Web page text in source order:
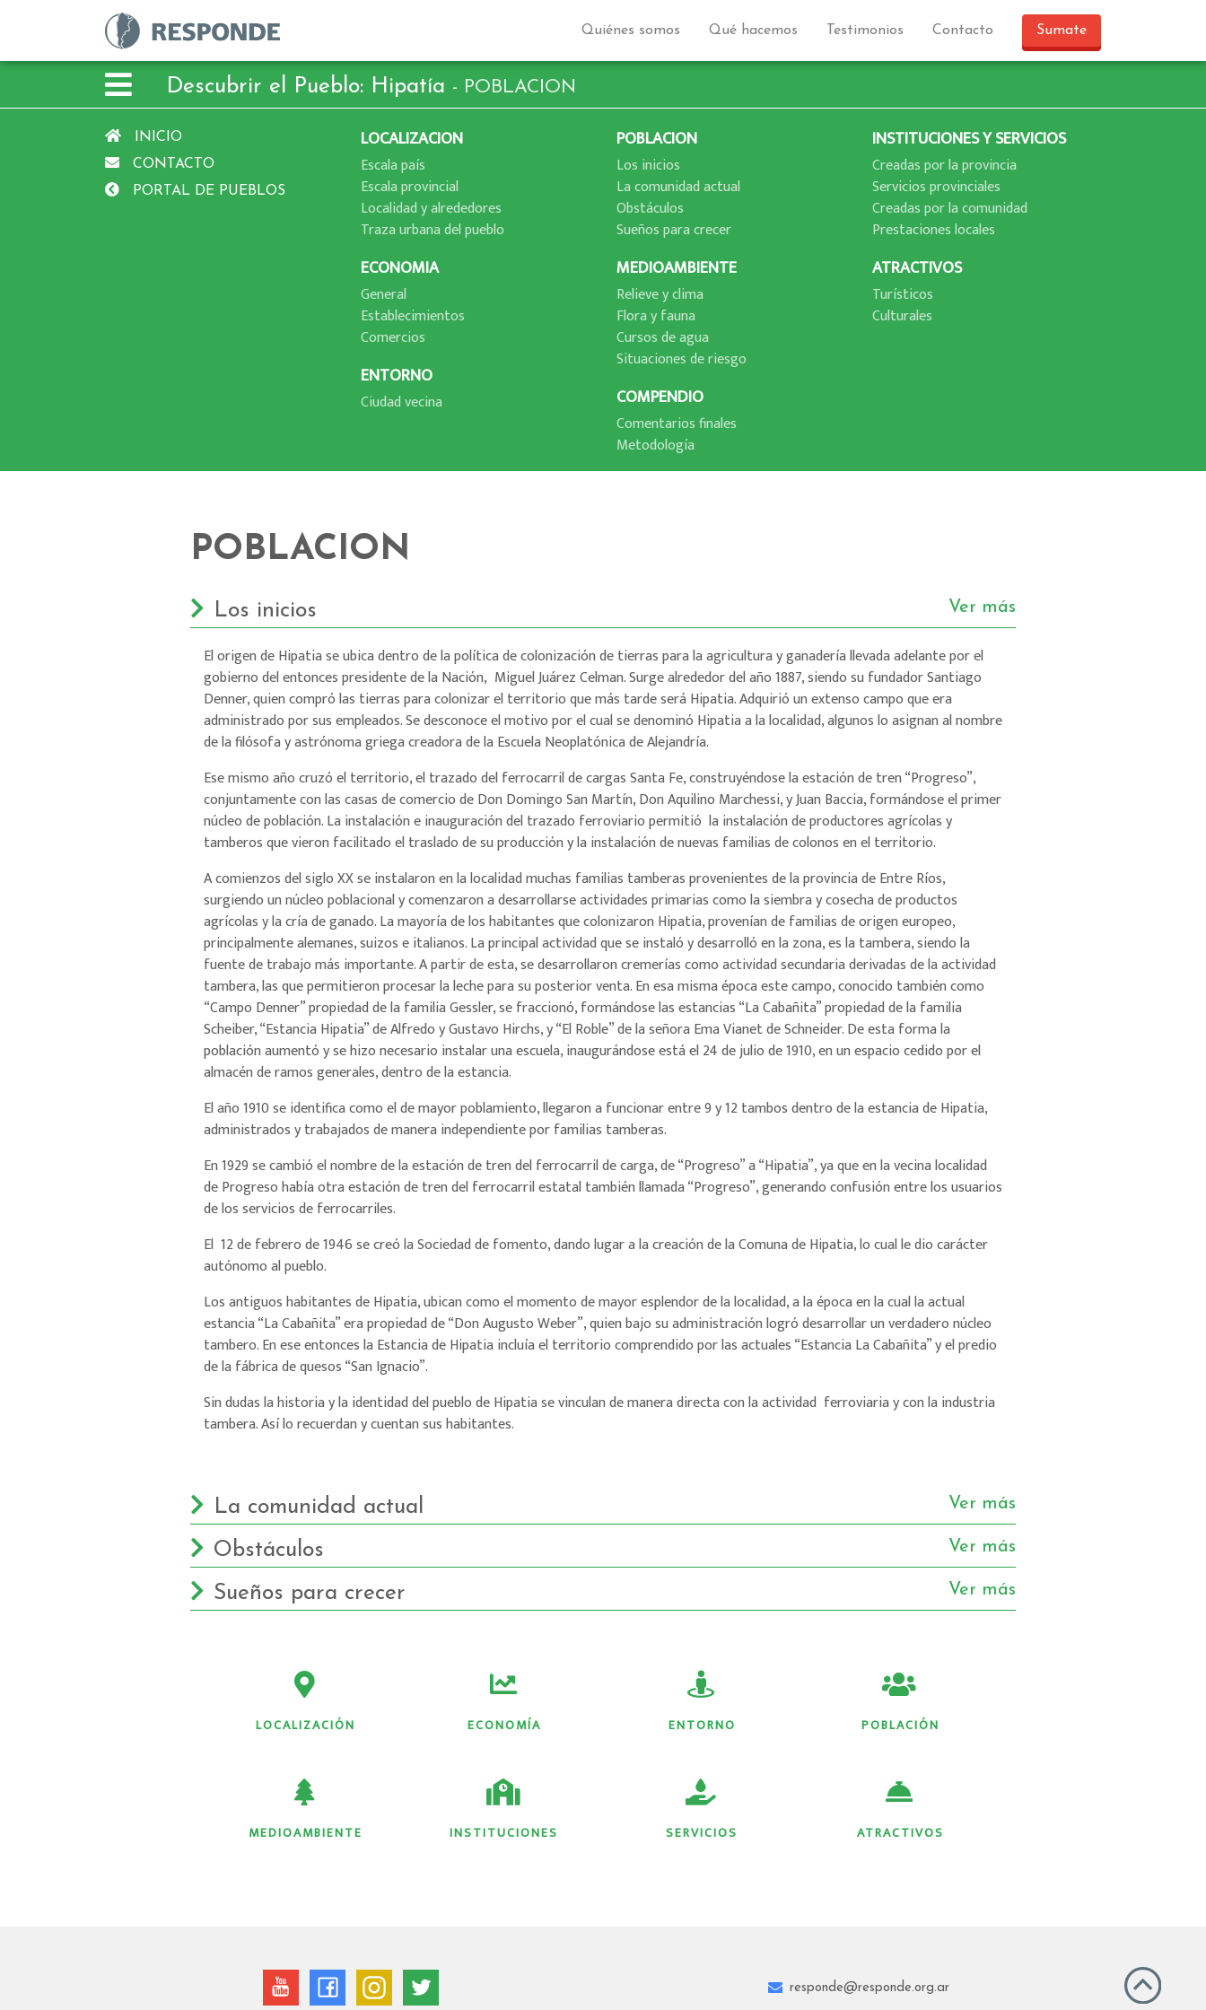
Quiénes somos Qué hacemos Testimonios Contacto Sumate
Descubrir el Pueblo: Hipatí­a - POBLACION
INICIO
CONTACTO
PORTAL DE PUEBLOS
LOCALIZACION
Escala paí­s
Escala provincial
Localidad y alrededores
Traza urbana del pueblo
ECONOMIA
General
Establecimientos
Comercios
ENTORNO
Ciudad vecina
POBLACION
Los inicios
La comunidad actual
Obstáculos
Sueños para crecer
MEDIOAMBIENTE
Relieve y clima
Flora y fauna
Cursos de agua
Situaciones de riesgo
COMPENDIO
Comentarios finales
Metodologí­a
INSTITUCIONES Y SERVICIOS
Creadas por la provincia
Servicios provinciales
Creadas por la comunidad
Prestaciones locales
ATRACTIVOS
Turí­sticos
Culturales
POBLACION
Los inicios Ver más
El origen de Hipatia se ubica dentro de la política de colonización de tierras para la agricultura y ganadería llevada adelante por el
gobierno del entonces presidente de la Nación, Miguel Juárez Celman. Surge alrededor del año 1887, siendo su fundador Santiago
Denner, quien compró las tierras para colonizar el territorio que más tarde será Hipatia. Adquirió un extenso campo que era
administrado por sus empleados. Se desconoce el motivo por el cual se denominó Hipatia a la localidad, algunos lo asignan al nombre
de la filósofa y astrónoma griega creadora de la Escuela Neoplatónica de Alejandría.
Ese mismo año cruzó el territorio, el trazado del ferrocarril de cargas Santa Fe, construyéndose la estación de tren “Progreso”,
conjuntamente con las casas de comercio de Don Domingo San Martín, Don Aquilino Marchessi, y Juan Baccia, formándose el primer
núcleo de población. La instalación e inauguración del trazado ferroviario permitió la instalación de productores agrícolas y
tamberos que vieron facilitado el traslado de su producción y la instalación de nuevas familias de colonos en el territorio.
A comienzos del siglo XX se instalaron en la localidad muchas familias tamberas provenientes de la provincia de Entre Ríos,
surgiendo un núcleo poblacional y comenzaron a desarrollarse actividades primarias como la siembra y cosecha de productos
agrícolas y la cría de ganado. La mayoría de los habitantes que colonizaron Hipatia, provenían de familias de origen europeo,
principalmente alemanes, suizos e italianos. La principal actividad que se instaló y desarrolló en la zona, es la tambera, siendo la
fuente de trabajo más importante. A partir de esta, se desarrollaron cremerías como actividad secundaria derivadas de la actividad
tambera, las que permitieron procesar la leche para su posterior venta. En esa misma época este campo, conocido también como
“Campo Denner” propiedad de la familia Gessler, se fraccionó, formándose las estancias “La Cabañita” propiedad de la familia
Scheiber, “Estancia Hipatia” de Alfredo y Gustavo Hirchs, y “El Roble” de la señora Ema Vianet de Schneider. De esta forma la
población aumentó y se hizo necesario instalar una escuela, inaugurándose está el 24 de julio de 1910, en un espacio cedido por el
almacén de ramos generales, dentro de la estancia.
El año 1910 se identifica como el de mayor poblamiento, llegaron a funcionar entre 9 y 12 tambos dentro de la estancia de Hipatia,
administrados y trabajados de manera independiente por familias tamberas.
En 1929 se cambió el nombre de la estación de tren del ferrocarril de carga, de “Progreso” a “Hipatia”, ya que en la vecina localidad
de Progreso había otra estación de tren del ferrocarril estatal también llamada “Progreso”, generando confusión entre los usuarios
de los servicios de ferrocarriles.
El 12 de febrero de 1946 se creó la Sociedad de fomento, dando lugar a la creación de la Comuna de Hipatia, lo cual le dio carácter
autónomo al pueblo.
Los antiguos habitantes de Hipatia, ubican como el momento de mayor esplendor de la localidad, a la época en la cual la actual
estancia “La Cabañita” era propiedad de “Don Augusto Weber”, quien bajo su administración logró desarrollar un verdadero núcleo
tambero. En ese entonces la Estancia de Hipatia incluía el territorio comprendido por las actuales “Estancia La Cabañita” y el predio
de la fábrica de quesos “San Ignacio”.
Sin dudas la historia y la identidad del pueblo de Hipatia se vinculan de manera directa con la actividad ferroviaria y con la industria
tambera. Así lo recuerdan y cuentan sus habitantes.
La comunidad actual Ver más
Obstáculos Ver más
Sueños para crecer Ver más
LOCALIZACIÓN ECONOMÍA ENTORNO POBLACIÓN
MEDIOAMBIENTE INSTITUCIONES SERVICIOS ATRACTIVOS
responde@responde.org.ar